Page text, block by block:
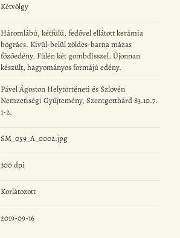
Kétvölgy
Háromlábú, kétfülű, fedővel ellátott kerámia
bogrács. Kívül-belül zöldes-barna mázas
főzőedény. Fülén két gombdísszel. Újonnan
készült, hagyományos formájú edény.
Pável Ágoston Helytörténeti és Szlovén
Nemzetiségi Gyűjtemény, Szentgotthárd 83.10.7.
1-2.
SM_059_A_0002.jpg
300 dpi
Korlátozott
2019-09-16